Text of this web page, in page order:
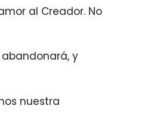
al Creador. No
y
nuestra